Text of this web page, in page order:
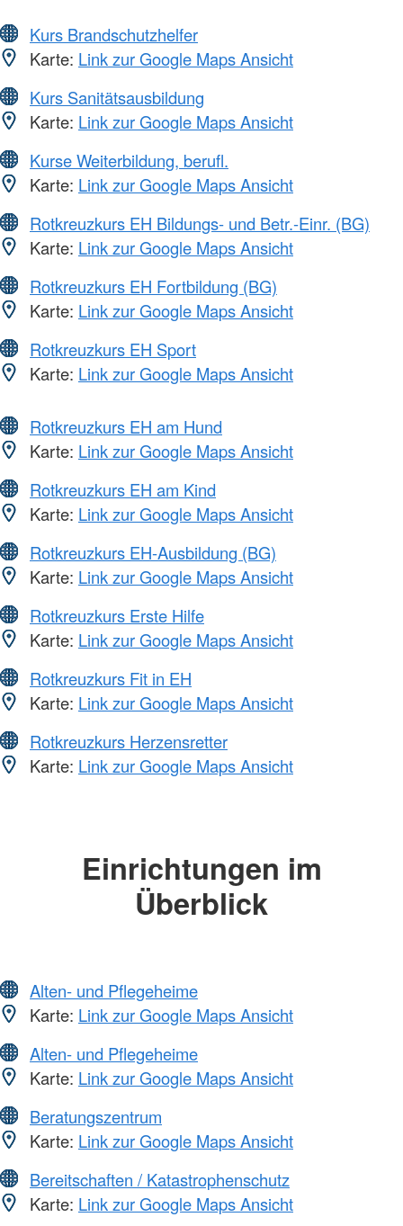
Kurs Brandschutzhelfer
Karte: Link zur Google Maps Ansicht
Kurs Sanitätsausbildung
Karte: Link zur Google Maps Ansicht
Kurse Weiterbildung, berufl.
Karte: Link zur Google Maps Ansicht
Rotkreuzkurs EH Bildungs- und Betr.-Einr. (BG)
Karte: Link zur Google Maps Ansicht
Rotkreuzkurs EH Fortbildung (BG)
Karte: Link zur Google Maps Ansicht
Rotkreuzkurs EH Sport
Karte: Link zur Google Maps Ansicht
Rotkreuzkurs EH am Hund
Karte: Link zur Google Maps Ansicht
Rotkreuzkurs EH am Kind
Karte: Link zur Google Maps Ansicht
Rotkreuzkurs EH-Ausbildung (BG)
Karte: Link zur Google Maps Ansicht
Rotkreuzkurs Erste Hilfe
Karte: Link zur Google Maps Ansicht
Rotkreuzkurs Fit in EH
Karte: Link zur Google Maps Ansicht
Rotkreuzkurs Herzensretter
Karte: Link zur Google Maps Ansicht
Einrichtungen im
Überblick
Alten- und Pflegeheime
Karte: Link zur Google Maps Ansicht
Alten- und Pflegeheime
Karte: Link zur Google Maps Ansicht
Beratungszentrum
Karte: Link zur Google Maps Ansicht
Bereitschaften / Katastrophenschutz
Karte: Link zur Google Maps Ansicht